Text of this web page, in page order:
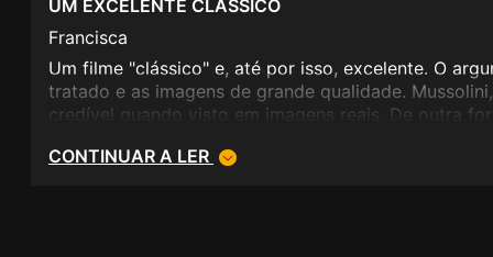
UM EXCELENTE CLÁSSICO
Francisca
Um filme "clássico" e, até por isso, excelente. O
tratado e as imagens de grande qualidade.
credível quando visto em imagens reais. De outra
não se deixa nunca enveredar pela tragédia
CONTINUAR A LER